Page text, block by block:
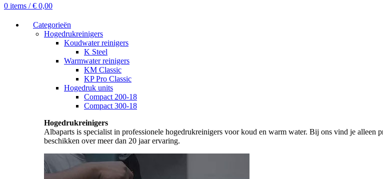
0 items / € 0,00
Categorieën
Hogedrukreinigers
Koudwater reinigers
K Steel
Warmwater reinigers
KM Classic
KP Pro Classic
Hogedruk units
Compact 200-18
Compact 300-18
Hogedrukreinigers
Albaparts is specialist in professionele hogedrukreinigers voor koud en warm water. Bij ons vind je
beschikken over meer dan 20 jaar ervaring.